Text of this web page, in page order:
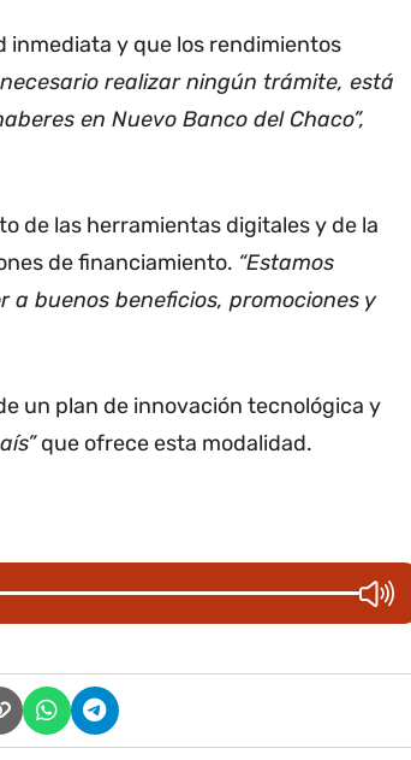
inmediata y que los rendimientos
necesario realizar ningún trámite, está
en Nuevo Banco del Chaco”,
de las herramientas digitales y de la
de financiamiento. “Estamos
buenos beneficios, promociones y
un plan de innovación tecnológica y
que ofrece esta modalidad.